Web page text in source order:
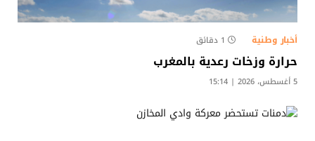
أخبار وطنية 1 دقائق
حرارة وزخات رعدية بالمغرب
5 أغسطس، 2026 | 15:14